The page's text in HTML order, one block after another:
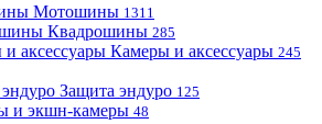
Мотошины 1311
Квадрошины 285
Камеры и аксессуары 245
Защита эндуро 125
и экшн-камеры 48